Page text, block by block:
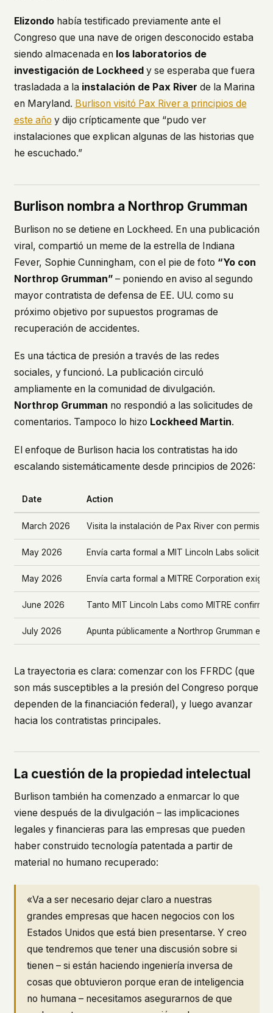
Elizondohabía testificado previamente ante el
Congreso que una nave de origen desconocido estaba
siendo almacenada en los laboratorios de
investigación de Lockheed y se esperaba que fuera
trasladada a la instalación de Pax River de la Marina
en Maryland. Burlison visitó Pax River a principios de
este año y dijo crípticamente que “pudo ver
instalaciones que explican algunas de las historias que
he escuchado.”
Burlison nombra a Northrop Grumman
Burlison no se detiene en Lockheed. En una publicación
viral, compartió un meme de la estrella de Indiana
Fever, Sophie Cunningham, con el pie de foto “Yo con
Northrop Grumman”– poniendo en aviso al segundo
mayor contratista de defensa de EE. UU. como su
próximo objetivo por supuestos programas de
recuperación de accidentes.
Es una táctica de presión a través de las redes
sociales, y funcionó. La publicación circuló
ampliamente en la comunidad de divulgación.
Northrop Grumman no respondió a las solicitudes de
comentarios. Tampoco lo hizo Lockheed Martin.
El enfoque de Burlison hacia los contratistas ha ido
escalando sistemáticamente desde principios de 2026:
Date Action
March 2026 Visita la instalación de Pax River con permiso
May 2026 Envía carta formal a MIT Lincoln Labs
May 2026 Envía carta formal a MITRE Corporation
June 2026 Tanto MIT Lincoln Labs como MITRE
July 2026 Apunta públicamente a Northrop Grumman en
La trayectoria es clara: comenzar con los FFRDC (que
son más susceptibles a la presión del Congreso porque
dependen de la financiación federal), y luego avanzar
hacia los contratistas principales.
La cuestión de la propiedad intelectual
Burlison también ha comenzado a enmarcar lo que
viene después de la divulgación – las implicaciones
legales y financieras para las empresas que pueden
haber construido tecnología patentada a partir de
material no humano recuperado:
«Va a ser necesario dejar claro a nuestras
grandes empresas que hacen negocios con los
Estados Unidos que está bien presentarse. Y creo
que tendremos que tener una discusión sobre si
tienen – si están haciendo ingeniería inversa de
cosas que obtuvieron porque eran de inteligencia
no humana – necesitamos asegurarnos de que